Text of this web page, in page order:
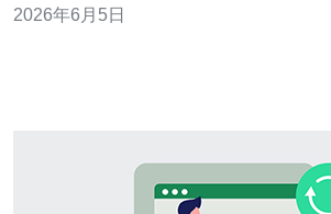
行业媒体报道与独立测评能反映真实口碑
2026年6月5日